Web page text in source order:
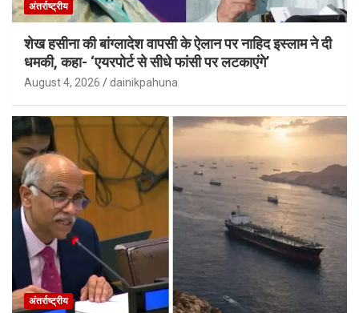
अंतर्राष्ट्रीय
शेख हसीना की बांग्लादेश वापसी के ऐलान पर नाहिद इस्लाम ने दी
धमकी, कहा- ‘एयरपोर्ट से सीधे फांसी पर लटकाएंगे’
August 4, 2026 dainikpahuna
अंतर्राष्ट्रीय